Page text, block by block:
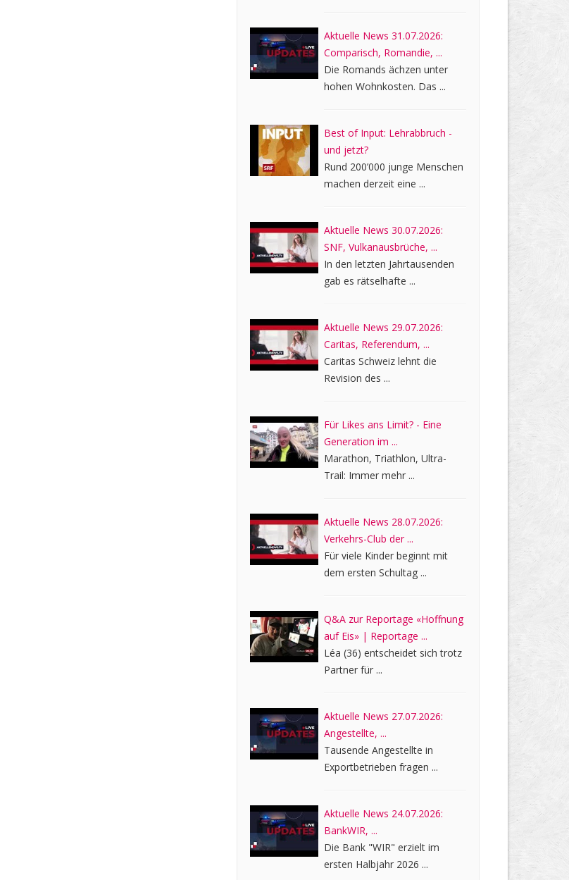
Aktuelle News 31.07.2026:
Comparisch, Romandie, ...
Die Romands ächzen unter
hohen Wohnkosten. Das ...
Best of Input: Lehrabbruch -
und jetzt?
Rund 200’000 junge Menschen
machen derzeit eine ...
Aktuelle News 30.07.2026:
SNF, Vulkanausbrüche, ...
In den letzten Jahrtausenden
gab es rätselhafte ...
Aktuelle News 29.07.2026:
Caritas, Referendum, ...
Caritas Schweiz lehnt die
Revision des ...
Für Likes ans Limit? - Eine
Generation im ...
Marathon, Triathlon, Ultra-
Trail: Immer mehr ...
Aktuelle News 28.07.2026:
Verkehrs-Club der ...
Für viele Kinder beginnt mit
dem ersten Schultag ...
Q&A zur Reportage «Hoffnung
auf Eis» | Reportage ...
Léa (36) entscheidet sich trotz
Partner für ...
Aktuelle News 27.07.2026:
Angestellte, ...
Tausende Angestellte in
Exportbetrieben fragen ...
Aktuelle News 24.07.2026:
BankWIR, ...
Die Bank "WIR" erzielt im
ersten Halbjahr 2026 ...